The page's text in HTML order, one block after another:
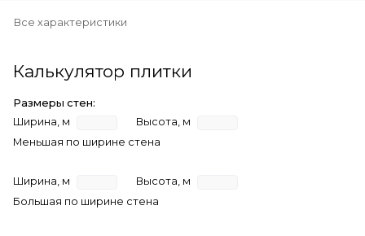
Все характеристики
Калькулятор плитки
Размеры стен:
Ширина, м
Высота, м
Меньшая по ширине стена
Ширина, м
Высота, м
Большая по ширине стена